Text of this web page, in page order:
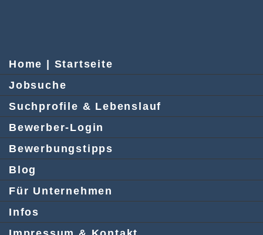
Home | Startseite
Jobsuche
Suchprofile & Lebenslauf
Bewerber-Login
Bewerbungstipps
Blog
Für Unternehmen
Infos